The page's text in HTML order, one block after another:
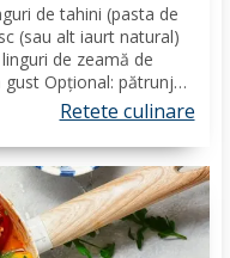
de tahini (pasta de
(sau alt iaurt natural)
de zeamă de
Opțional: pătrunjel
de preparare: Coace
Retete culinare